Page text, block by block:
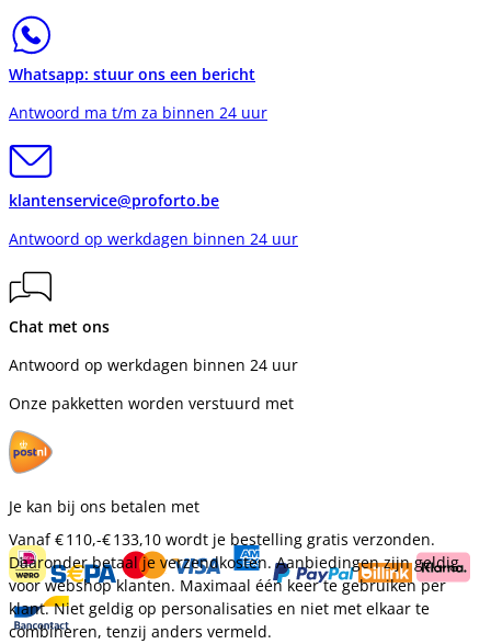
Whatsapp: stuur ons een bericht
Antwoord ma t/m za binnen 24 uur
klantenservice@proforto.be
Antwoord op werkdagen binnen 24 uur
Chat met ons
Antwoord op werkdagen binnen 24 uur
Onze pakketten worden verstuurd met
Je kan bij ons betalen met
Vanaf€ 110,-€ 133,10 wordt je bestelling gratis verzonden.
Daaronder betaal je verzendkosten. Aanbiedingen zijn geldig
voor webshop klanten. Maximaal één keer te gebruiken per
klant. Niet geldig op personalisaties en niet met elkaar te
combineren, tenzij anders vermeld.